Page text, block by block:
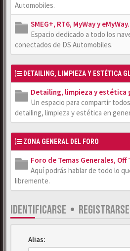
Automobiles.
SMEG+, RT6, MyWay y eMyWay.
Espacio dedicado a todo los
conectados de DS Automobiles.
DETAILING, LIMPIEZA Y ESTÉTICA
Detailing, limpieza y estética
Un espacio para compartir
detailing, limpieza y estética en
ZONA GENERAL DEL FORO
Foro de Temas Generales, Off
Aquí podrás hablar de todo lo
libremente.
IDENTIFICARSE • REGISTRARSE
Alias: